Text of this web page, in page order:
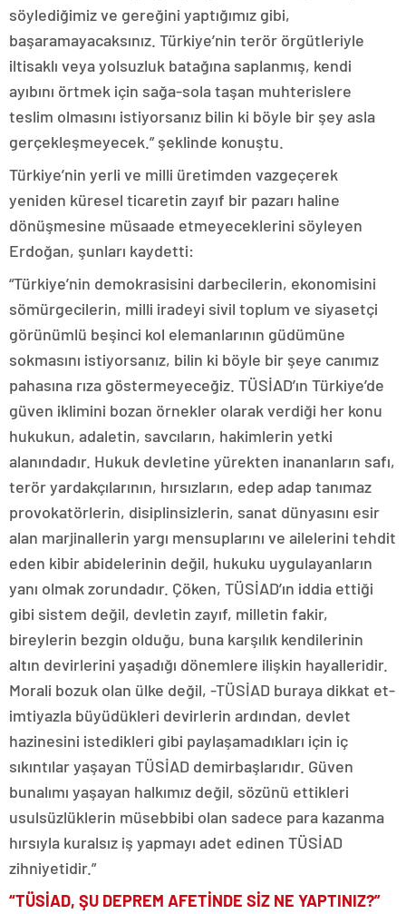
söylediğimiz ve gereğini yaptığımız gibi,
başaramayacaksınız. Türkiye’nin terör örgütleriyle
iltisaklı veya yolsuzluk batağına saplanmış, kendi
ayıbını örtmek için sağa-sola taşan muhterislere
teslim olmasını istiyorsanız bilin ki böyle bir şey asla
gerçekleşmeyecek.” şeklinde konuştu.
Türkiye’nin yerli ve milli üretimden vazgeçerek
yeniden küresel ticaretin zayıf bir pazarı haline
dönüşmesine müsaade etmeyeceklerini söyleyen
Erdoğan, şunları kaydetti:
“Türkiye’nin demokrasisini darbecilerin, ekonomisini
sömürgecilerin, milli iradeyi sivil toplum ve siyasetçi
görünümlü beşinci kol elemanlarının güdümüne
sokmasını istiyorsanız, bilin ki böyle bir şeye canımız
pahasına rıza göstermeyeceğiz. TÜSİAD’ın Türkiye’de
güven iklimini bozan örnekler olarak verdiği her konu
hukukun, adaletin, savcıların, hakimlerin yetki
alanındadır. Hukuk devletine yürekten inananların safı,
terör yardakçılarının, hırsızların, edep adap tanımaz
provokatörlerin, disiplinsizlerin, sanat dünyasını esir
alan marjinallerin yargı mensuplarını ve ailelerini tehdit
eden kibir abidelerinin değil, hukuku uygulayanların
yanı olmak zorundadır. Çöken, TÜSİAD’ın iddia ettiği
gibi sistem değil, devletin zayıf, milletin fakir,
bireylerin bezgin olduğu, buna karşılık kendilerinin
altın devirlerini yaşadığı dönemlere ilişkin hayalleridir.
Morali bozuk olan ülke değil, -TÜSİAD buraya dikkat et-
imtiyazla büyüdükleri devirlerin ardından, devlet
hazinesini istedikleri gibi paylaşamadıkları için iç
sıkıntılar yaşayan TÜSİAD demirbaşlarıdır. Güven
bunalımı yaşayan halkımız değil, sözünü ettikleri
usulsüzlüklerin müsebbibi olan sadece para kazanma
hırsıyla kuralsız iş yapmayı adet edinen TÜSİAD
zihniyetidir.”
“TÜSİAD, ŞU DEPREM AFETİNDE SİZ NE YAPTINIZ?”